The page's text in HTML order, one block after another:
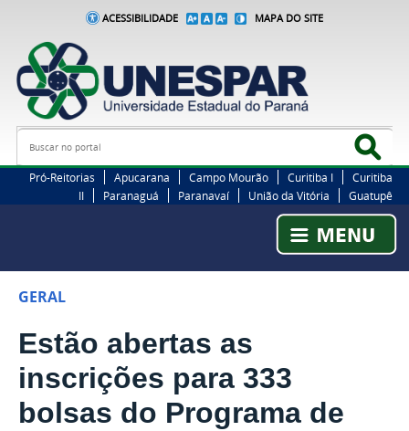
ACESSIBILIDADE MAPA DO SITE
Busca
Pró-Reitorias Apucarana Campo Mourão Curitiba I
Curitiba
II
Paranaguá Paranavaí União da Vitória Guatupê
GERAL
Estão abertas as
inscrições para 333
bolsas do Programa de